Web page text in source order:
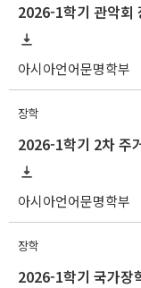
2026-1학기 관악회
아시아언어문명학부
장학
아시아언어문명학부
장학
2026-1학기 국가